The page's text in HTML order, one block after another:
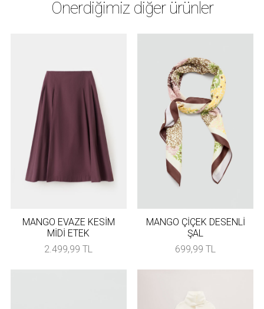
Önerdiğimiz diğer ürünler
MANGO EVAZE KESİM
MİDİ ETEK
2.499,99 TL
MANGO ÇİÇEK DESENLİ
ŞAL
699,99 TL